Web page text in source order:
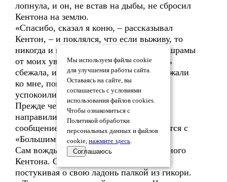
лопнула, и он, не встав на дыбы, не сбросил
Кентона на землю.
«Спасибо, сказал я коню, – рассказывал
Кентон, – и поклялся, что если выживу, то
никогда и никому не буду показывать шрамы
от моих увечий. После того как лошадь
сбежала, и я упал, мои мучители подбежали
ко мне, поминали немного ногами, и
успокоились».
Прежде чем войти в Чилликоте, шауни
направили туда своего вестника с
сообщением о том, что они возвращаются с
«Большим вором индейских лошадей».
Сам вождь Черная Рыба встречал пленного
Кентона. Он грозно смотрел на него,
постукивая о свою ладонь палкой из гикори.
Мы используем файлы cookie
для улучшения работы сайта.
Оставаясь на сайте, вы
соглашаетесь с условиями
использования файлов cookies.
Чтобы ознакомиться с
Политикой обработки
персональных данных и файлов
cookie, нажмите здесь.
Соглашаюсь